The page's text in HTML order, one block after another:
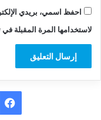
احفظ اسمي، بريدي
لاستخدامها المرة المقبلة في